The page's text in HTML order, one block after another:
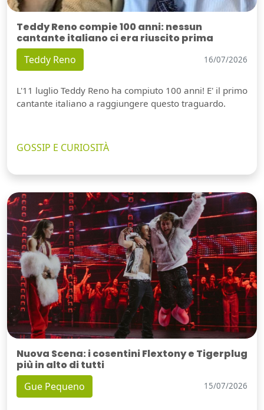
Teddy Reno compie 100 anni: nessun
cantante italiano ci era riuscito prima
Teddy Reno 16/07/2026
L'11 luglio Teddy Reno ha compiuto 100 anni! E' il primo
cantante italiano a raggiungere questo traguardo.
GOSSIP E CURIOSITÀ
Nuova Scena: i cosentini Flextony e Tigerplug
più in alto di tutti
Gue Pequeno 15/07/2026